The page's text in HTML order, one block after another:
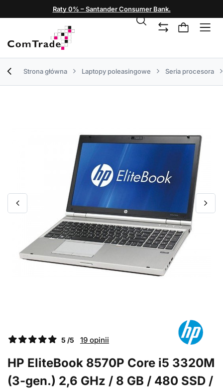
Raty 0% – Santander Consumer Bank.
Strona główna Laptopy poleasingowe Seria procesora
5 /5 19 opinii
HP EliteBook 8570P Core i5 3320M
(3-gen.) 2,6 GHz / 8 GB / 480 SSD /